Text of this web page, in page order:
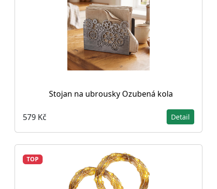
Stojan na ubrousky Ozubená kola
579 Kč Detail
TOP